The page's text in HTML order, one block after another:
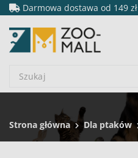
Darmowa dostawa od 149 zł
Strona główna Dla ptaków